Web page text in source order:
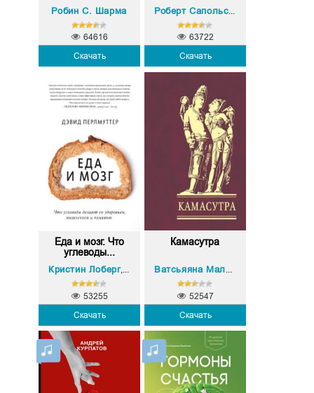
Робин С. Шарма
Скачать
64616
Скачать
63722
Еда и мозг. Что
углеводы...
Кристин Лоберг, Дэвид Перлмуттер
Скачать
53255
Камасутра
Ватсьяяна Малланага
Скачать
52547